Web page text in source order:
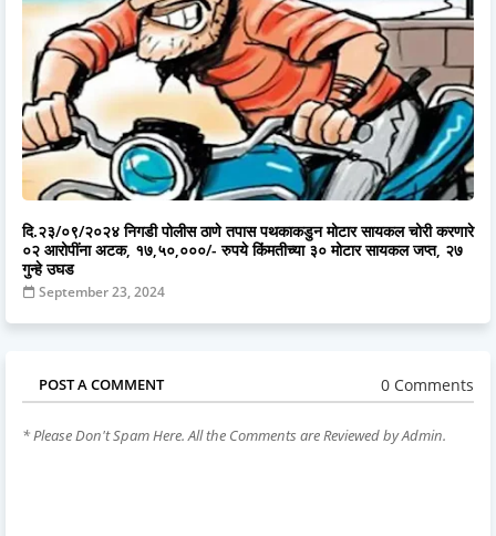
दि.२३/०९/२०२४ निगडी पोलीस ठाणे तपास पथकाकडुन मोटार सायकल चोरी करणारे
०२ आरोपींना अटक, १७,५०,०००/- रुपये किंमतीच्या ३० मोटार सायकल जप्त, २७
गुन्हे उघड
September 23, 2024
POST A COMMENT 0 Comments
* Please Don't Spam Here. All the Comments are Reviewed by Admin.